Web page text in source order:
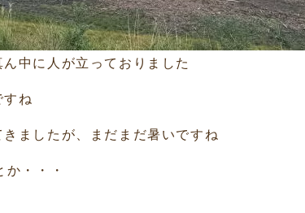
中に人が立っておりました
ね
ましたが、まだまだ暑いですね
・・・